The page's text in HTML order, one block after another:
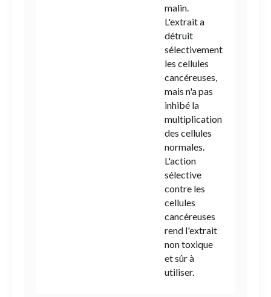
malin.
L'extrait a
détruit
sélectivement
les cellules
cancéreuses,
mais n'a pas
inhibé la
multiplication
des cellules
normales.
L'action
sélective
contre les
cellules
cancéreuses
rend l'extrait
non toxique
et sûr à
utiliser.